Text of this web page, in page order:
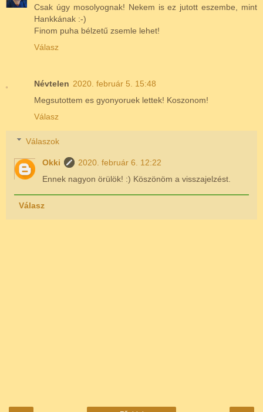
Csak úgy mosolyognak! Nekem is ez jutott eszembe, mint
Hankkának :-)
Finom puha bélzetű zsemle lehet!
Válasz
Névtelen 2020. február 5. 15:48
Megsutottem es gyonyoruek lettek! Koszonom!
Válasz
Válaszok
Okki
2020. február 6. 12:22
Ennek nagyon örülök! :) Köszönöm a visszajelzést.
Válasz